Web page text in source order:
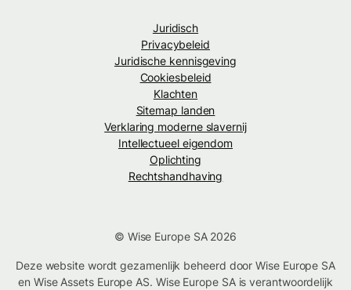
Juridisch
Privacybeleid
Juridische kennisgeving
Cookiesbeleid
Klachten
Sitemap landen
Verklaring moderne slavernij
Intellectueel eigendom
Oplichting
Rechtshandhaving
© Wise Europe SA 2026
Deze website wordt gezamenlijk beheerd door Wise Europe SA
en Wise Assets Europe AS. Wise Europe SA is verantwoordelijk